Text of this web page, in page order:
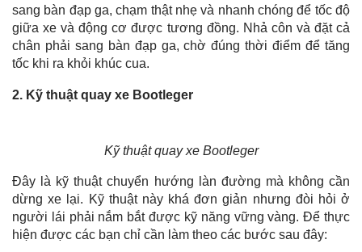
sang bàn đạp ga, chạm thật nhẹ và nhanh chóng để tốc độ
giữa xe và động cơ được tương đồng. Nhả côn và đặt cả
chân phải sang bàn đạp ga, chờ đúng thời điểm để tăng
tốc khi ra khỏi khúc cua.
2. Kỹ thuật quay xe Bootleger
Kỹ thuật quay xe Bootleger
Đây là kỹ thuật chuyển hướng làn đường mà không cần
dừng xe lại. Kỹ thuật này khá đơn giản nhưng đòi hỏi ở
người lái phải nắm bắt được kỹ năng vững vàng. Để thực
hiện được các bạn chỉ cần làm theo các bước sau đây: